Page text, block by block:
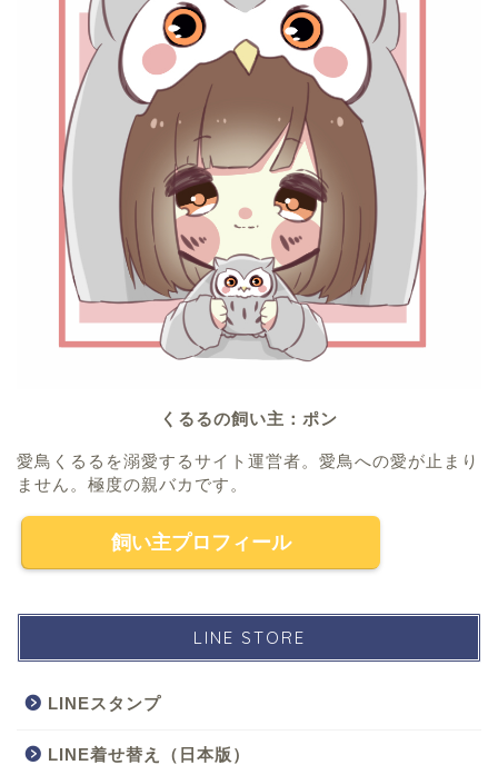
くるるの飼い主：ポン
愛鳥くるるを溺愛するサイト運営者。愛鳥への愛が止まり
ません。極度の親バカです。
飼い主プロフィール
LINE STORE
LINEスタンプ
LINE着せ替え（日本版）